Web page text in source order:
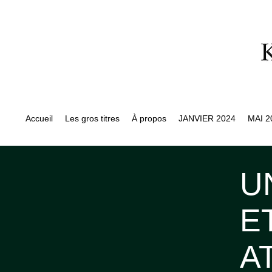
Accueil Les gros titres À propos JANVIER 2024 MAI